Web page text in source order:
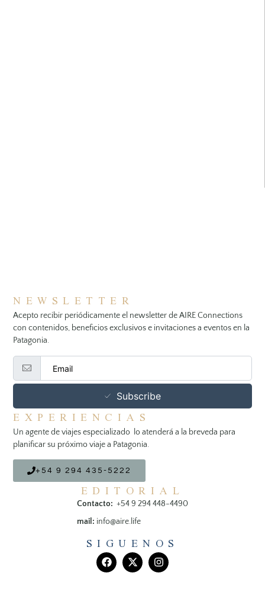
NEWSLETTER
Acepto recibir periódicamente el newsletter de AIRE Connections
con contenidos, beneficios exclusivos e invitaciones a eventos en la
Patagonia.
Subscribe
EXPERIENCIAS
Un agente de viajes especializado lo atenderá a la breveda para
planificar su próximo viaje a Patagonia.
+54 9 294 435-5222
EDITORIAL
Contacto: +54 9 294 448-4490
mail: info@aire.life
SIGUENOS